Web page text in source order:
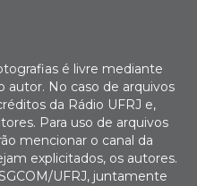
é livre mediante
autor. No caso de arquivos
da Rádio UFRJ e,
Para uso de arquivos
mencionar o canal da
explicitados, os autores.
UFRJ, juntamente